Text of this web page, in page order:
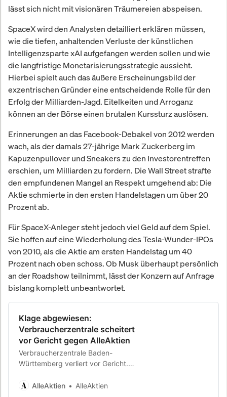
lässt sich nicht mit visionären Träumereien abspeisen.
SpaceX wird den Analysten detailliert erklären müssen,
wie die tiefen, anhaltenden Verluste der künstlichen
Intelligenzsparte xAI aufgefangen werden sollen und wie
die langfristige Monetarisierungsstrategie aussieht.
Hierbei spielt auch das äußere Erscheinungsbild der
exzentrischen Gründer eine entscheidende Rolle für den
Erfolg der Milliarden-Jagd. Eitelkeiten und Arroganz
können an der Börse einen brutalen Kurssturz auslösen.
Erinnerungen an das Facebook-Debakel von 2012 werden
wach, als der damals 27-jährige Mark Zuckerberg im
Kapuzenpullover und Sneakers zu den Investorentreffen
erschien, um Milliarden zu fordern. Die Wall Street strafte
den empfundenen Mangel an Respekt umgehend ab: Die
Aktie schmierte in den ersten Handelstagen um über 20
Prozent ab.
Für SpaceX-Anleger steht jedoch viel Geld auf dem Spiel.
Sie hoffen auf eine Wiederholung des Tesla-Wunder-IPOs
von 2010, als die Aktie am ersten Handelstag um 40
Prozent nach oben schoss. Ob Musk überhaupt persönlich
an der Roadshow teilnimmt, lässt der Konzern auf Anfrage
bislang komplett unbeantwortet.
Klage abgewiesen:
Verbraucherzentrale scheitert
vor Gericht gegen AlleAktien
Verbraucherzentrale Baden-
Württemberg verliert vor Gericht.
zugunsten von AlleAktien und
AlleAktien AlleAktien